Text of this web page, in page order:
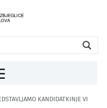
KANDIDATKINJE VI